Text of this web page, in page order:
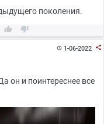
поколения.
 
1-06-2022 
он и поинтереснее все